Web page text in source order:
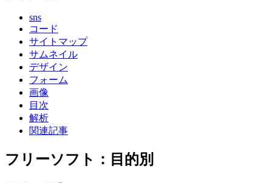
sns
コード
サイトマップ
サムネイル
デザイン
フォーム
画像
目次
解析
関連記事
フリーソフト：目的別